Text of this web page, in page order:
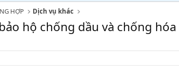
HỢP Dịch vụ khác
hộ chống dầu và chống